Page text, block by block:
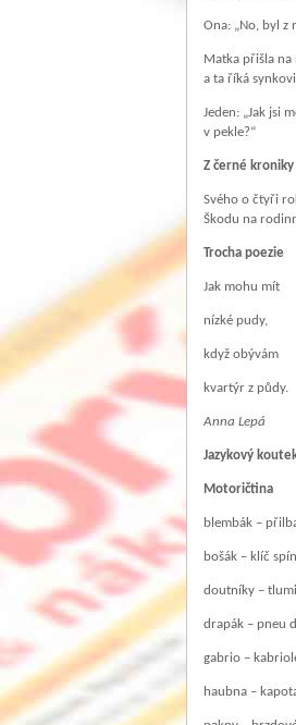
Ona: „No, byl z
Matka přišla na
a ta říká
Jeden: „Jak jsi
v pekle?“
Z černé kroniky
Svého o čtyři
Škodu na
Trocha poezie
Jak mohu mít
nízké pudy,
když obývám
kvartýr z půdy.
Anna Lepá
Jazykový
Motoričtina
blembák –
bošák – klíč
doutníky –
drapák – pneu
gabrio –
haubna –